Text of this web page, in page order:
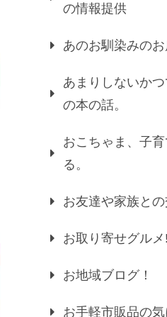
の情報提供
あのお馴染みの
あまりしないか
の本の話。
おこちゃま、子
る。
お友達や家族との
お取り寄せグルメ
お地域ブログ！
お手軽市販品の